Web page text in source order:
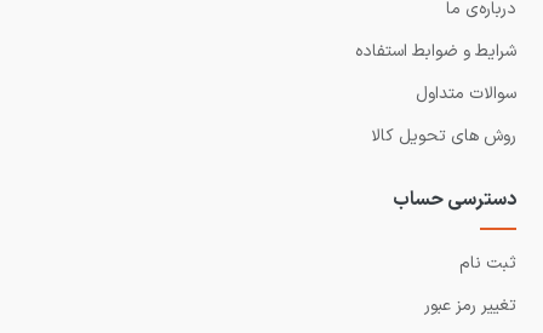
درباره‌ی ما
شرایط و ضوابط استفاده
سوالات متداول
روش های تحویل کالا
دسترسی حساب
ثبت نام
تغییر رمز عبور